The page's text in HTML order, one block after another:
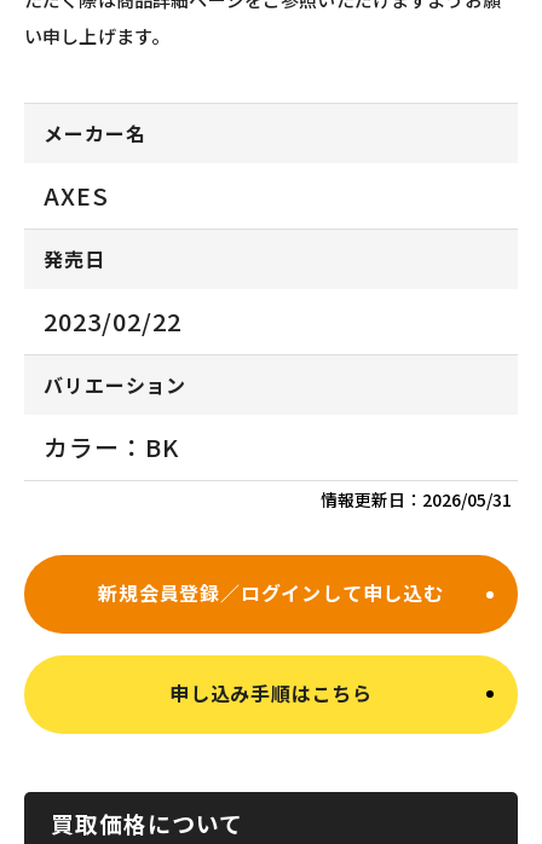
い申し上げます。
メーカー名
AXES
発売日
2023/02/22
バリエーション
カラー：BK
情報更新日： 2026/05/31
新規会員登録／ログインして申し込む
申し込み手順はこちら
買取価格について